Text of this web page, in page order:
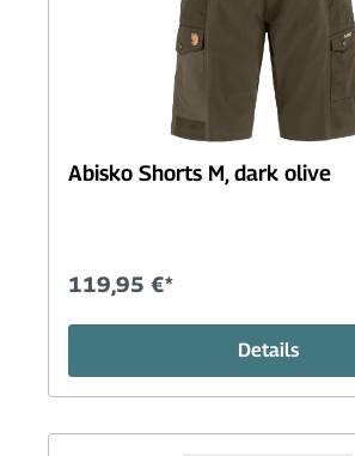
Abisko Shorts M, dark olive
119,95 €*
Details